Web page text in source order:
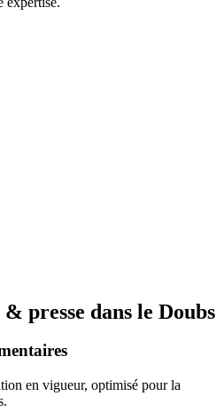
presse dans le Doubs
en vigueur, optimisé pour la